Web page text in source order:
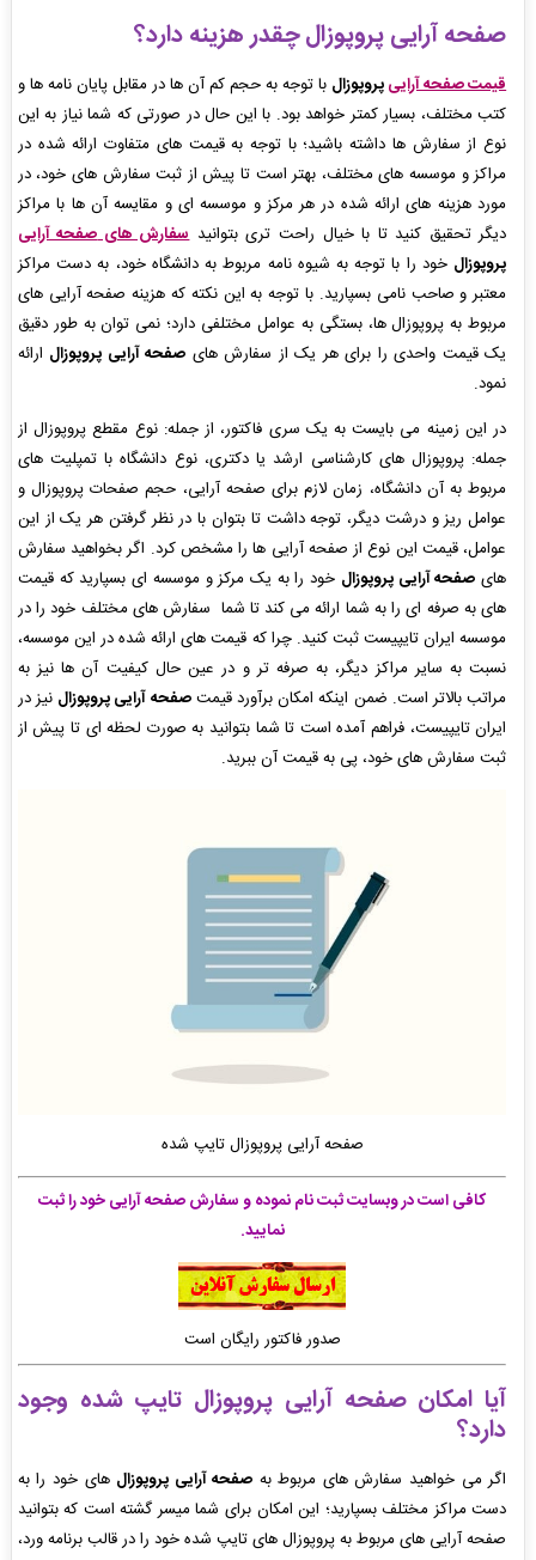
صفحه آرایی پروپوزالچقدر هزینه دارد؟
قیمت صفحه آراییپروپوزال با توجه به حجم کم آن ها در مقابل پایان نامه ها و
کتب مختلف، بسیار کمتر خواهد بود. با این حال در صورتی که شما نیاز به این
نوع از سفارش ها داشته باشید؛ با توجه به قیمت های متفاوت ارائه شده در
مراکز و موسسه های مختلف، بهتر است تا پیش از ثبت سفارش های خود، در
مورد هزینه های ارائه شده در هر مرکز و موسسه ای و مقایسه آن ها با مراکز
دیگر تحقیق کنید تا با خیال راحت تری بتوانیدسفارش هایصفحه آرایی
پروپوزال خود را با توجه به شیوه نامه مربوط به دانشگاه خود، به دست مراکز
معتبر و صاحب نامی بسپارید. با توجه به این نکته که هزینه صفحه آرایی های
مربوط به پروپوزال ها، بستگی به عوامل مختلفی دارد؛ نمی توان به طور دقیق
یک قیمت واحدی را برای هر یک از سفارش های صفحه آرایی پروپوزال ارائه
نمود.
در این زمینه می بایست به یک سری فاکتور، از جمله: نوع مقطع پروپوزال از
جمله: پروپوزال های کارشناسی ارشد یا دکتری، نوع دانشگاه با تمپلیت های
مربوط به آن دانشگاه، زمان لازم برای صفحه آرایی، حجم صفحات پروپوزال و
عوامل ریز و درشت دیگر، توجه داشت تا بتوان با در نظر گرفتن هر یک از این
عوامل، قیمت این نوع از صفحه آرایی ها را مشخص کرد. اگر بخواهید سفارش
های صفحه آرایی پروپوزال خود را به یک مرکز و موسسه ای بسپارید که قیمت
های به صرفه ای را به شما ارائه می کند تا شما سفارش های مختلف خود را در
موسسه ایران تایپیست ثبت کنید. چرا که قیمت های ارائه شده در این موسسه،
نسبت به سایر مراکز دیگر، به صرفه تر و در عین حال کیفیت آن ها نیز به
مراتب بالاتر است. ضمن اینکه امکان برآورد قیمتصفحه آرایی پروپوزال نیز در
ایران تایپیست، فراهم آمده است تا شما بتوانید به صورت لحظه ای تا پیش از
ثبت سفارش های خود، پی به قیمت آن ببرید.
صفحه آرایی پروپوزال تایپ شده
کافی است در وبسایت ثبت نام نموده و سفارش صفحه آرایی خود را ثبت
نمایید.
صدور فاکتور رایگان است
آیا امکانصفحه آرایی پروپوزال تایپ شده وجود
دارد؟
اگر می خواهید سفارش های مربوط به صفحه آرایی پروپوزال های خود را به
دست مراکز مختلف بسپارید؛ این امکان برای شما میسر گشته است که بتوانید
صفحه آرایی های مربوط به پروپوزال های تایپ شده خود را در قالب برنامه ورد،